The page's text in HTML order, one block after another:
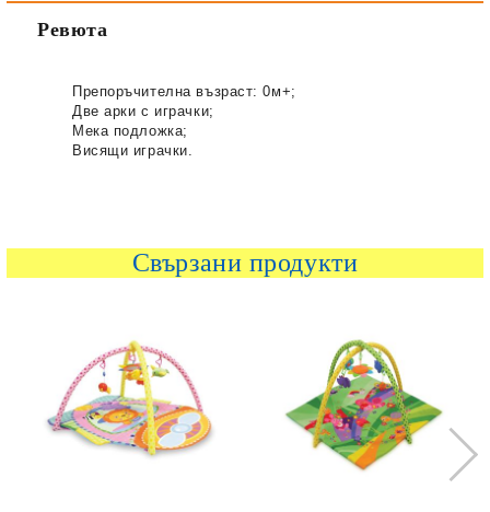
Ревюта
Препоръчителна възраст: 0м+;
Две арки с играчки;
Мека подложка;
Висящи играчки.
Свързани продукти